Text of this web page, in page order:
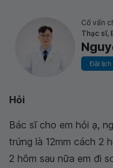
Cố vấn
Thạc sĩ,
Đặt lịch
Hỏi
Bác sĩ cho em hỏi ạ,
trứng là 12mm cách 2
2 hôm sau nữa em đi